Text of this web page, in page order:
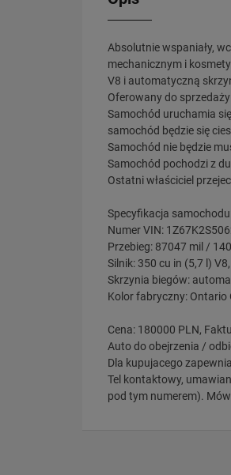
Absolutnie wspaniały,
mechanicznym i
V8 i automatyczną
Oferowany do
Samochód uruchamia
samochód będzie się
Samochód nie będzie
Samochód pochodzi z
Ostatni właściciel
Specyfikacja
Numer VIN:
Przebieg: 87047 mil /
Silnik: 350 cu in (5,7 l)
Skrzynia biegów:
Kolor fabryczny: Ontario
Cena: 180000 PLN,
Auto do obejrzenia /
Dla kupujacego
Tel kontaktowy,
pod tym numerem).